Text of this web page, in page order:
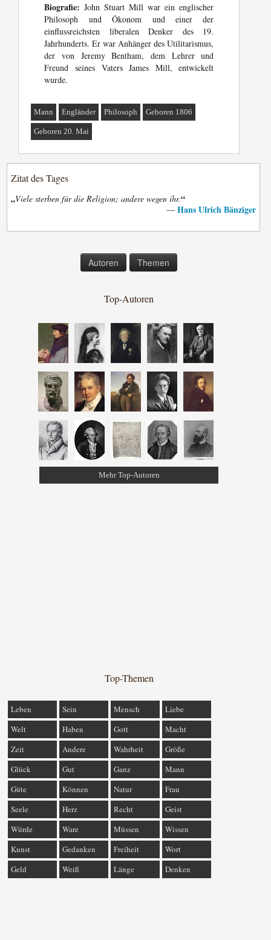
Biografie: John Stuart Mill war ein englischer
Philosoph und Ökonom und einer der
einflussreichsten liberalen Denker des 19.
Jahrhunderts. Er war Anhänger des Utilitarismus,
der von Jeremy Bentham, dem Lehrer und
Freund seines Vaters James Mill, entwickelt
wurde.
Mann Engländer Philosoph Geboren 1806
Geboren 20. Mai
Zitat des Tages
„Viele sterben für die Religion; andere wegen ihr.“
— Hans Ulrich Bänziger
Autoren Themen
Top-Autoren
Mehr Top-Autoren
Top-Themen
Leben Sein Mensch
Liebe
Welt
Haben Gott
Macht
Zeit
Andere Wahrheit
Größe
Glück
Gut Ganz
Mann
Güte
Können Natur
Frau
Seele
Herz Recht
Geist
Würde
Ware Müssen
Wissen
Kunst
Gedanken Freiheit
Wort
Geld
Weiß Länge Denken